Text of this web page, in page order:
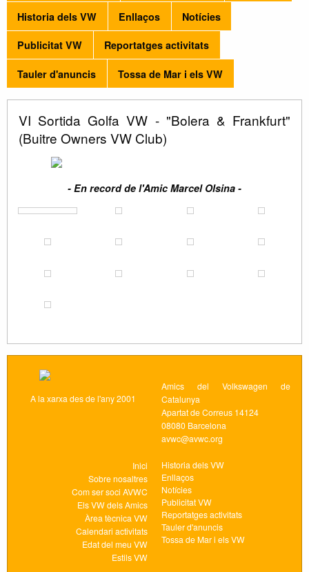
Historia dels VW Enllaços Notícies
Publicitat VW Reportatges activitats
Tauler d'anuncis Tossa de Mar i els VW
VI Sortida Golfa VW - "Bolera & Frankfurt"
(Buitre Owners VW Club)
- En record de l'Amic Marcel Olsina -
A la xarxa des de l'any 2001
Amics del Volkswagen de
Catalunya
Apartat de Correus 14124
08080 Barcelona
avwc@avwc.org
Inici
Sobre nosaltres
Com ser soci AVWC
Els VW dels Amics
Àrea tècnica VW
Calendari activitats
Edat del meu VW
Estils VW
Historia dels VW
Enllaços
Notícies
Publicitat VW
Reportatges activitats
Tauler d'anuncis
Tossa de Mar i els VW